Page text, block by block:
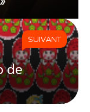
SUIVANT
de